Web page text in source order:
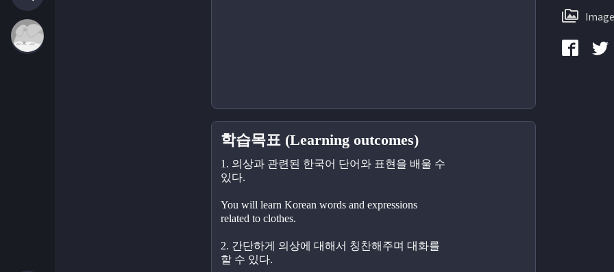
학습목표 (Learning outcomes)
1. 의상과 관련된 한국어 단어와 표현을 배울 수
있다.
You will learn Korean words and expressions
related to clothes.
2. 간단하게 의상에 대해서 칭찬해주며 대화를
할 수 있다.